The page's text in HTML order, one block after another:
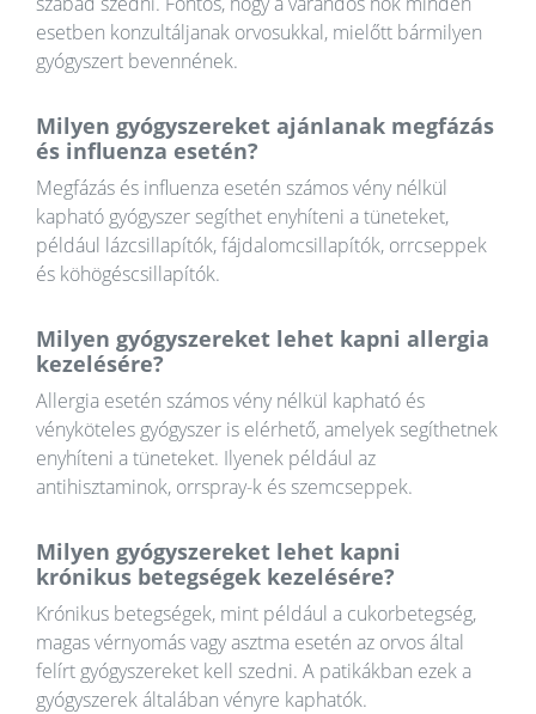
esetben konzultáljanak orvosukkal, mielőtt bármilyen
gyógyszert bevennének.
Milyen gyógyszereket ajánlanak megfázás
és influenza esetén?
Megfázás és influenza esetén számos vény nélkül
kapható gyógyszer segíthet enyhíteni a tüneteket,
például lázcsillapítók, fájdalomcsillapítók, orrcseppek
és köhögéscsillapítók.
Milyen gyógyszereket lehet kapni allergia
kezelésére?
Allergia esetén számos vény nélkül kapható és
vényköteles gyógyszer is elérhető, amelyek segíthetnek
enyhíteni a tüneteket. Ilyenek például az
antihisztaminok, orrspray-k és szemcseppek.
Milyen gyógyszereket lehet kapni
krónikus betegségek kezelésére?
Krónikus betegségek, mint például a cukorbetegség,
magas vérnyomás vagy asztma esetén az orvos által
felírt gyógyszereket kell szedni. A patikákban ezek a
gyógyszerek általában vényre kaphatók.